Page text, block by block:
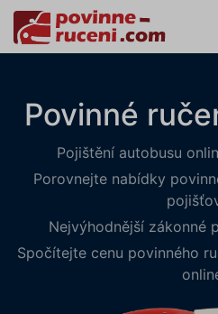
Povinné
Pojištění autobusu
Porovnejte nabídky
Nejvýhodnější zákonné
Spočítejte cenu povinného